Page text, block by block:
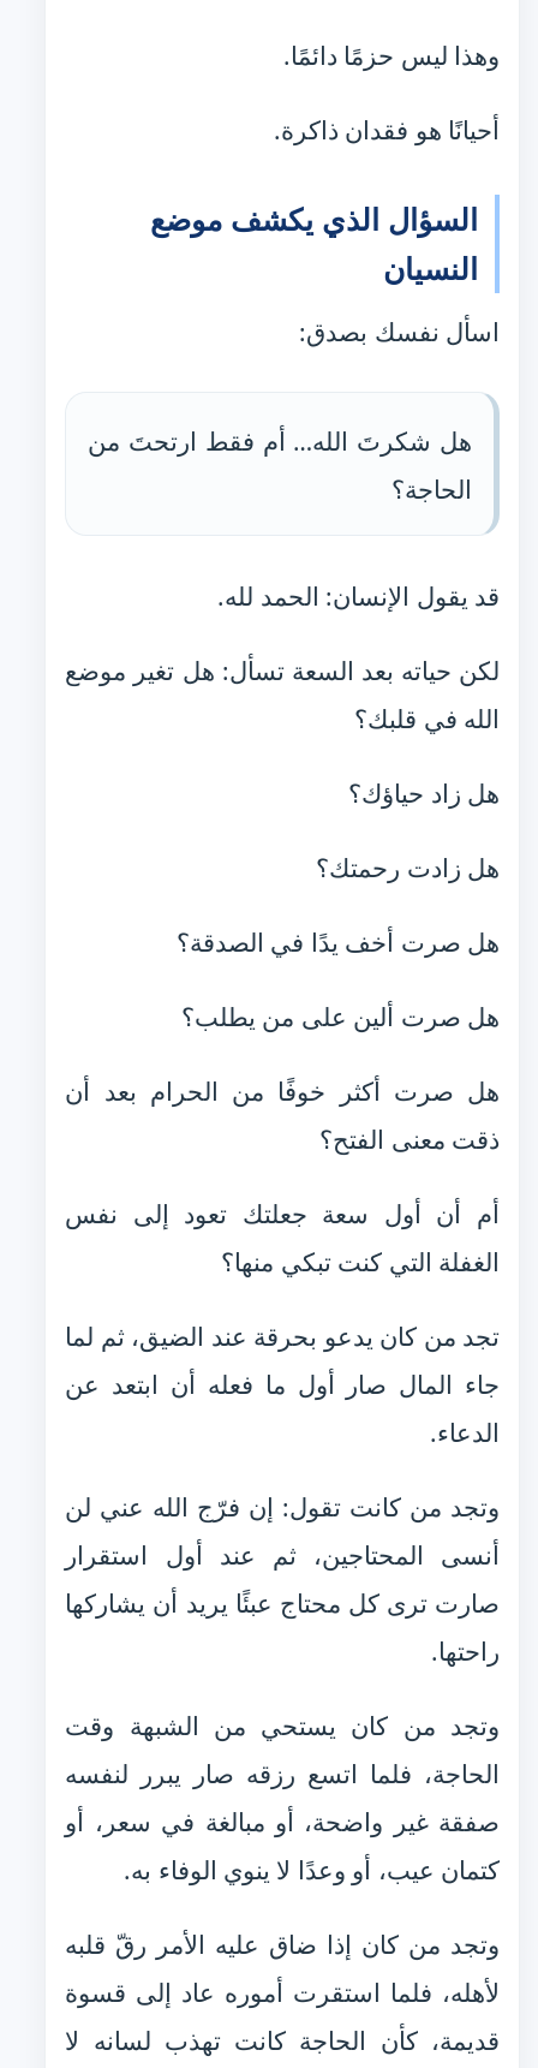
وهذا ليس حزمًا دائمًا.
أحيانًا هو فقدان ذاكرة.
السؤال الذي يكشف موضع
النسيان
اسأل نفسك بصدق:
هل شكرتَ الله… أم فقط ارتحتَ من
الحاجة؟
قد يقول الإنسان: الحمد لله.
لكن حياته بعد السعة تسأل: هل تغير موضع
الله في قلبك؟
هل زاد حياؤك؟
هل زادت رحمتك؟
هل صرت أخف يدًا في الصدقة؟
هل صرت ألين على من يطلب؟
هل صرت أكثر خوفًا من الحرام بعد أن
ذقت معنى الفتح؟
أم أن أول سعة جعلتك تعود إلى نفس
الغفلة التي كنت تبكي منها؟
تجد من كان يدعو بحرقة عند الضيق، ثم لما
جاء المال صار أول ما فعله أن ابتعد عن
الدعاء.
وتجد من كانت تقول: إن فرّج الله عني لن
أنسى المحتاجين، ثم عند أول استقرار
صارت ترى كل محتاج عبئًا يريد أن يشاركها
راحتها.
وتجد من كان يستحي من الشبهة وقت
الحاجة، فلما اتسع رزقه صار يبرر لنفسه
صفقة غير واضحة، أو مبالغة في سعر، أو
كتمان عيب، أو وعدًا لا ينوي الوفاء به.
وتجد من كان إذا ضاق عليه الأمر رقّ قلبه
لأهله، فلما استقرت أموره عاد إلى قسوة
قديمة، كأن الحاجة كانت تهذب لسانه لا